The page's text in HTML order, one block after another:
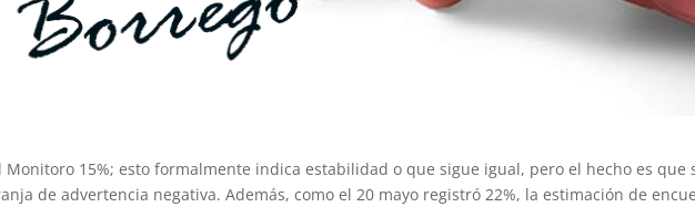
Monitoro 15%; esto formalmente indica estabilidad o que sigue igual, pero el hecho es que
de advertencia negativa. Además, como el 20 mayo registró 22%, la estimación de